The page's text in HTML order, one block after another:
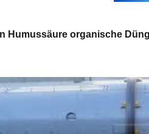
Humussäure organische